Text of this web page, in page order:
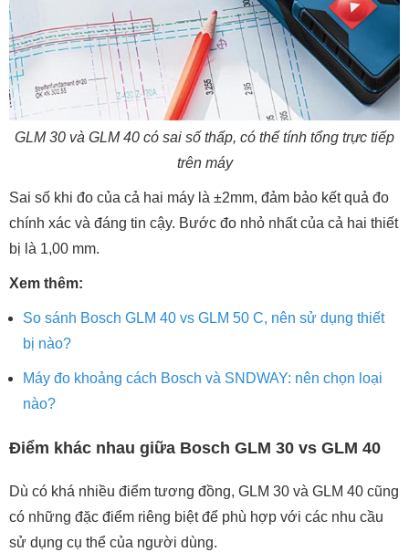
GLM 30 và GLM 40 có sai số thấp, có thể tính tổng trực tiếp
trên máy
Sai số khi đo của cả hai máy là ±2mm, đảm bảo kết quả đo
chính xác và đáng tin cậy. Bước đo nhỏ nhất của cả hai thiết
bị là 1,00 mm.
Xem thêm:
So sánh Bosch GLM 40 vs GLM 50 C, nên sử dụng thiết
bị nào?
Máy đo khoảng cách Bosch và SNDWAY: nên chọn loại
nào?
Điểm khác nhau giữa Bosch GLM 30 vs GLM 40
Dù có khá nhiều điểm tương đồng, GLM 30 và GLM 40 cũng
có những đặc điểm riêng biệt để phù hợp với các nhu cầu
sử dụng cụ thể của người dùng.